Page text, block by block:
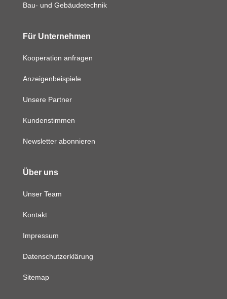
Bau- und Gebäudetechnik
Für Unternehmen
Kooperation anfragen
Anzeigenbeispiele
Unsere Partner
Kundenstimmen
Newsletter abonnieren
Über uns
Unser Team
Kontakt
Impressum
Datenschutzerklärung
Sitemap